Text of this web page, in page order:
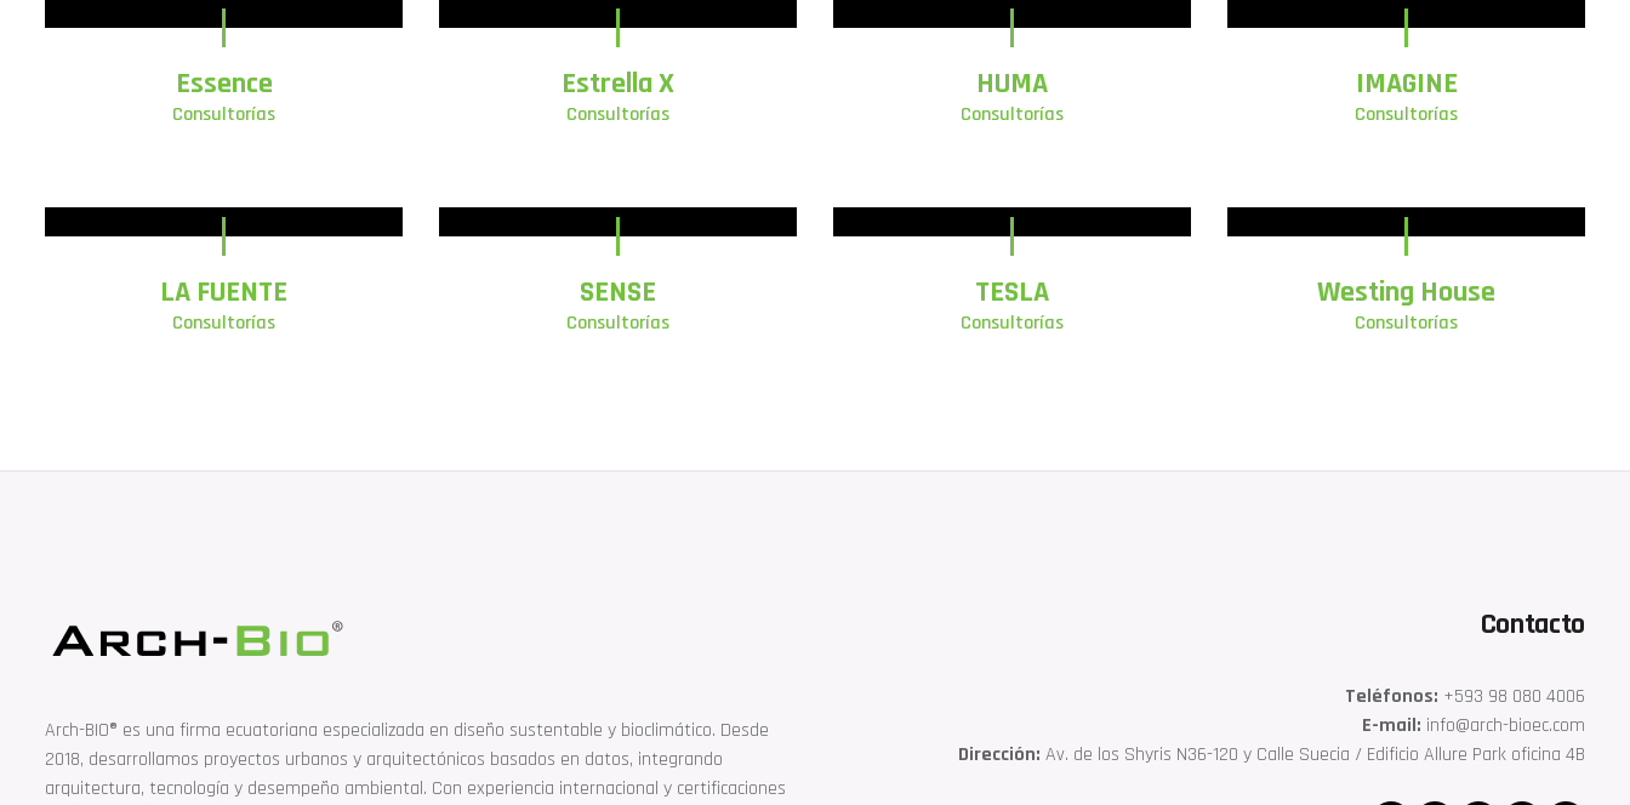
Essence
Consultorías
Estrella X
Consultorías
HUMA
Consultorías
IMAGINE
Consultorías
LA FUENTE
Consultorías
SENSE
Consultorías
TESLA
Consultorías
Westing House
Consultorías
Arch-BIO® es una firma ecuatoriana especializada en diseño sustentable y bioclimático. Desde
2018, desarrollamos proyectos urbanos y arquitectónicos basados en datos, integrando
arquitectura, tecnología y desempeño ambiental. Con experiencia internacional y certificaciones
Contacto
Teléfonos: ‎+593 98 080 4006
E-mail: info@arch-bioec.com
Dirección: Av. de los Shyris N36-120 y Calle Suecia / Edificio Allure Park oficina 4B